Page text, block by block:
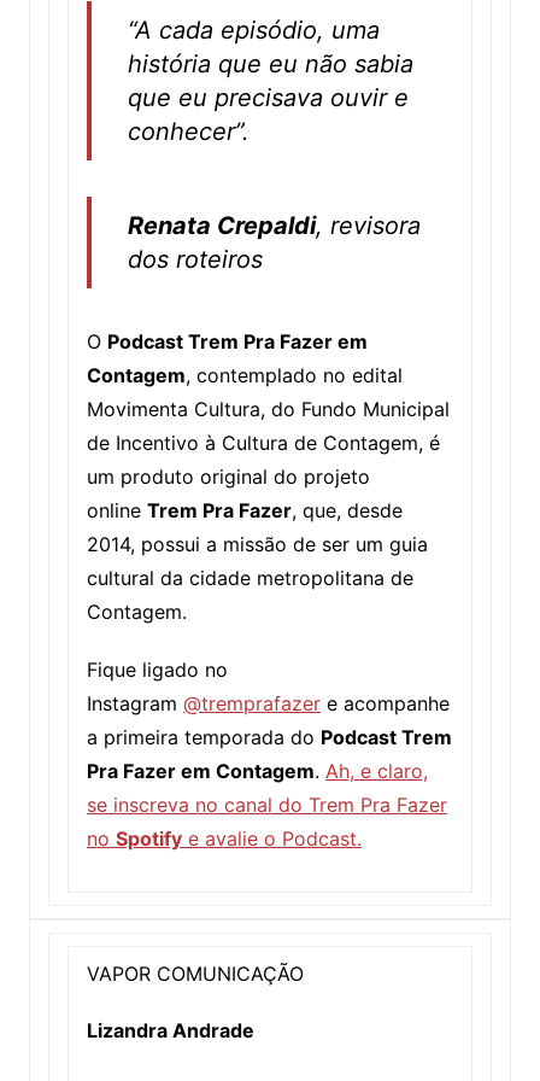
“A cada episódio, uma
história que eu não sabia
que eu precisava ouvir e
conhecer”.
Renata Crepaldi, revisora
dos roteiros
O Podcast Trem Pra Fazer em
Contagem, contemplado no edital
Movimenta Cultura, do Fundo Municipal
de Incentivo à Cultura de Contagem, é
um produto original do projeto
online Trem Pra Fazer, que, desde
2014, possui a missão de ser um guia
cultural da cidade metropolitana de
Contagem.
Fique ligado no
Instagram @tremprafazere acompanhe
a primeira temporada do Podcast Trem
Pra Fazer em Contagem. Ah, e claro,
se inscreva no canal do Trem Pra Fazer
no Spotifye avalie o Podcast.
VAPOR COMUNICAÇÃO
Lizandra Andrade